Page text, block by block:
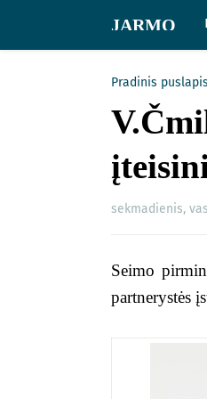
JARMO
Pradinis puslapis
sekmadienis,
Seimo
partnerystės